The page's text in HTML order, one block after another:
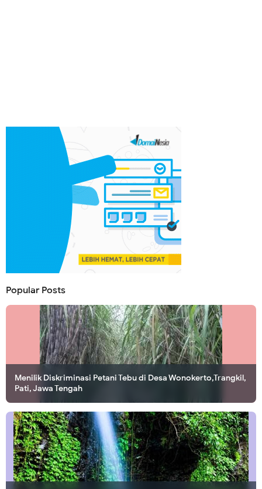
Popular Posts
Menilik Diskriminasi Petani Tebu di Desa Wonokerto,Trangkil,
Pati, Jawa Tengah